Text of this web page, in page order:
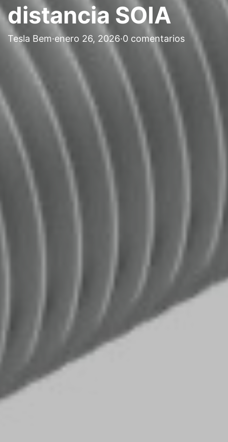
distancia SOIA
Tesla Bem·enero 26, 2026·0 comentarios